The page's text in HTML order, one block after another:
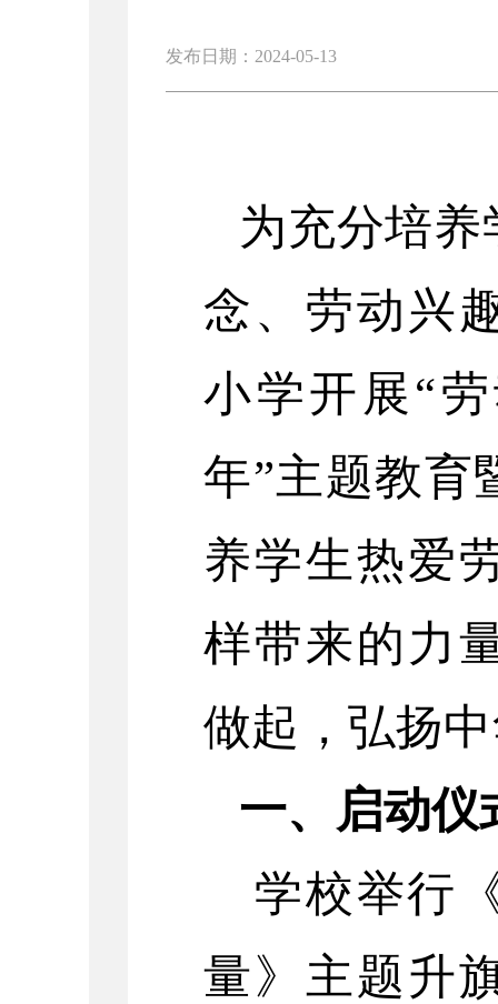
发布日期：2024-05-13
为充分培
念、劳动兴
小学开展“
年”主题教育
养学生热爱
样带来的力
做起，弘扬
一、启动仪
学校举行
量》主题升